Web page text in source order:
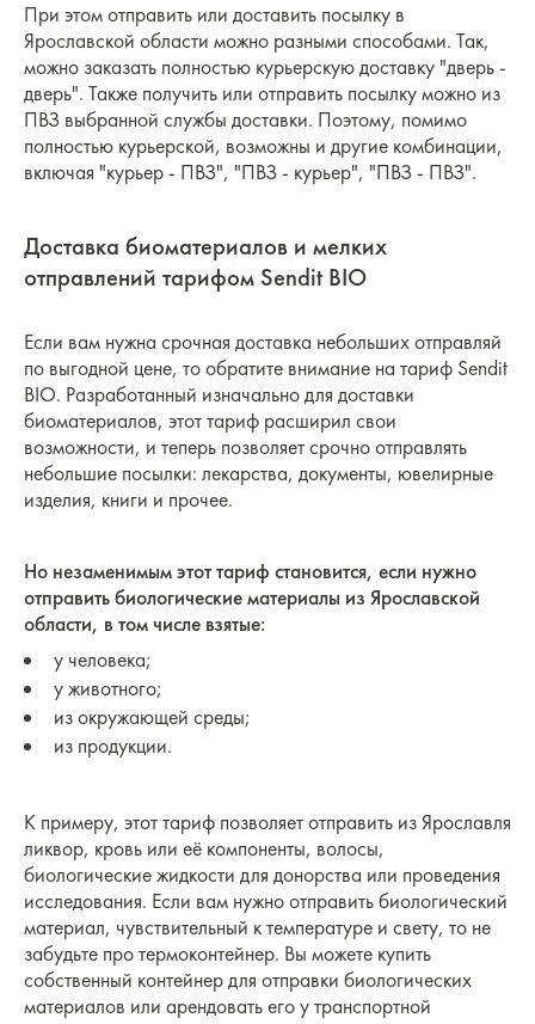
При этом отправить или доставить посылку в
Ярославской области можно разными способами. Так,
можно заказать полностью курьерскую доставку "дверь -
дверь". Также получить или отправить посылку можно из
ПВЗ выбранной службы доставки. Поэтому, помимо
полностью курьерской, возможны и другие комбинации,
включая "курьер - ПВЗ", "ПВЗ - курьер", "ПВЗ - ПВЗ".
Доставка биоматериалов и мелких
отправлений тарифом Sendit BIO
Если вам нужна срочная доставка небольших отправляй
по выгодной цене, то обратите внимание на тариф Sendit
BIO. Разработанный изначально для доставки
биоматериалов, этот тариф расширил свои
возможности, и теперь позволяет срочно отправлять
небольшие посылки: лекарства, документы, ювелирные
изделия, книги и прочее.
Но незаменимым этот тариф становится, если нужно
отправить биологические материалы из Ярославской
области, в том числе взятые:
у человека;
у животного;
из окружающей среды;
из продукции.
К примеру, этот тариф позволяет отправить из Ярославля
ликвор, кровь или её компоненты, волосы,
биологические жидкости для донорства или проведения
исследования. Если вам нужно отправить биологический
материал, чувствительный к температуре и свету, то не
забудьте про термоконтейнер. Вы можете купить
собственный контейнер для отправки биологических
материалов или арендовать его у транспортной